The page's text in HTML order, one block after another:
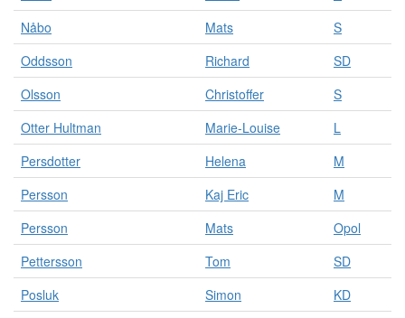
Nåbo
Mats
S
Oddsson
Richard
SD
Olsson
Christoffer
S
Otter Hultman
Marie-Louise
L
Persdotter
Helena
M
Persson
Kaj Eric
M
Persson
Mats
Opol
Pettersson
Tom
SD
Posluk
Simon
KD